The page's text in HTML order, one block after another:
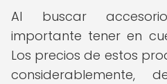
Al buscar
importante tener en
Los precios de estos
considerablemente,